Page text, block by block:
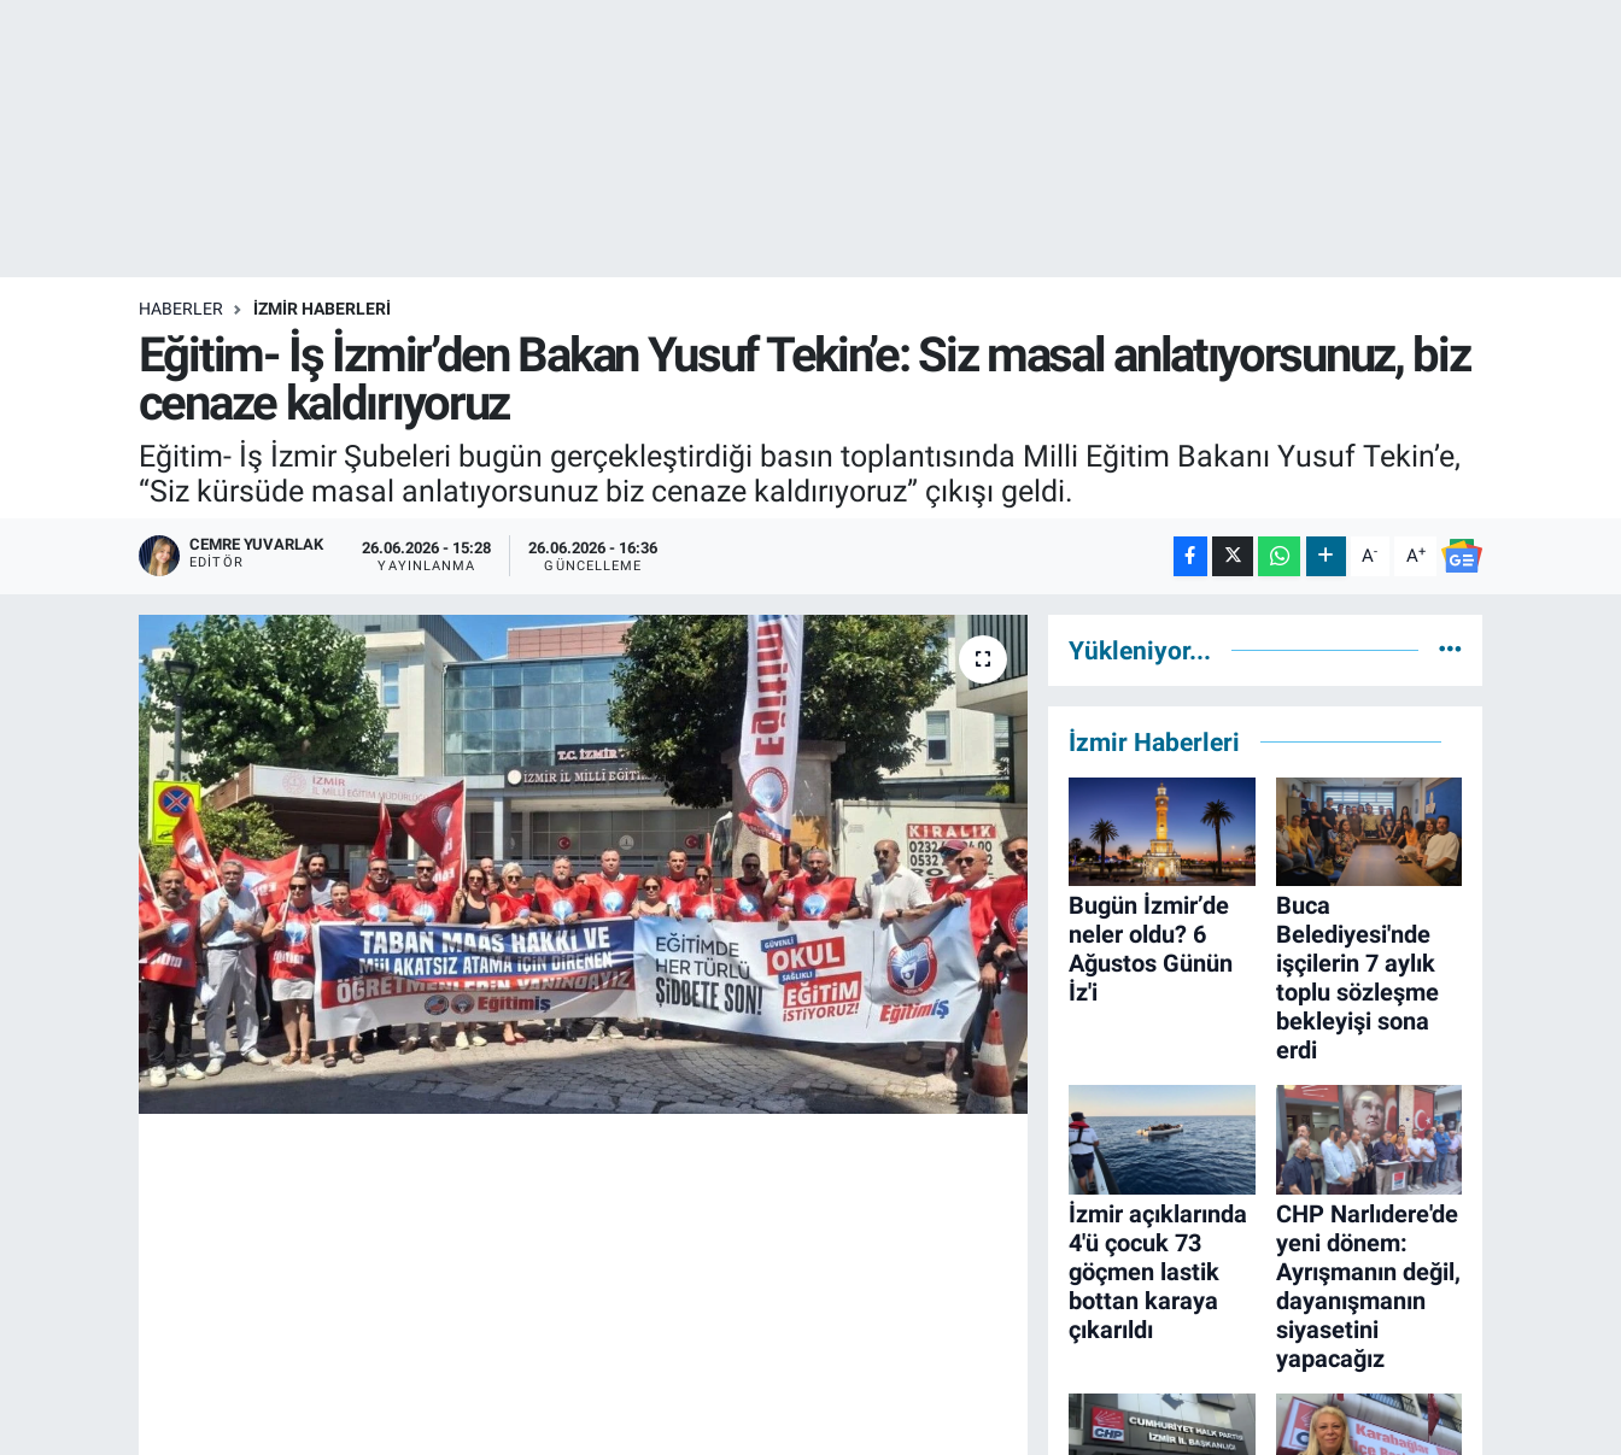
HABERLER İZMİR HABERLERİ
Eğitim- İş İzmir’den Bakan Yusuf Tekin’e: Siz masal anlatıyorsunuz, biz
cenaze kaldırıyoruz
Eğitim- İş İzmir Şubeleri bugün gerçekleştirdiği basın toplantısında Milli Eğitim Bakanı Yusuf Tekin’e,
“Siz kürsüde masal anlatıyorsunuz biz cenaze kaldırıyoruz” çıkışı geldi.
CEMRE YUVARLAK
EDITÖR
26.06.2026 - 15:28
YAYINLANMA
26.06.2026 - 16:36
GÜNCELLEME A- A+
Yükleniyor...
İzmir Haberleri
Bugün İzmir’de
neler oldu? 6
Ağustos Günün
İz'i
Buca
Belediyesi'nde
işçilerin 7 aylık
toplu sözleşme
bekleyişi sona
erdi
İzmir açıklarında
4'ü çocuk 73
göçmen lastik
bottan karaya
çıkarıldı
CHP Narlıdere'de
yeni dönem:
Ayrışmanın değil,
dayanışmanın
siyasetini
yapacağız